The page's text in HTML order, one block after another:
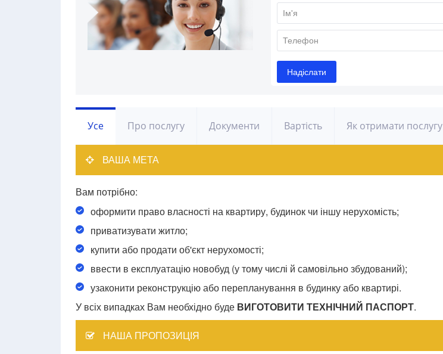
Усе Про послугу Документи Вартість Як отримати послугу
ВАША МЕТА
Вам потрібно:
оформити право власності на квартиру, будинок чи іншу нерухомість;
приватизувати житло;
купити або продати об'єкт нерухомості;
ввести в експлуатацію новобуд (у тому числі й самовільно збудований);
узаконити реконструкцію або перепланування в будинку або квартирі.
У всіх випадках Вам необхідно буде ВИГОТОВИТИ ТЕХНІЧНИЙ ПАСПОРТ.
НАША ПРОПОЗИЦІЯ